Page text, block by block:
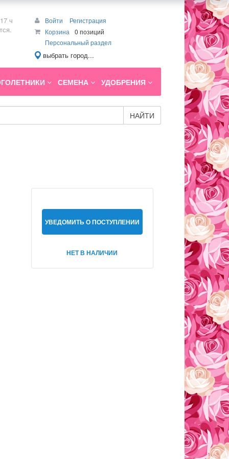
ч
Войти
Регистрация
Корзина
0 позиций
Персональный раздел
выбрать город...
СЕМЕНА УДОБРЕНИЯ
НАЙТИ
УВЕДОМИТЬ О ПОСТУПЛЕНИИ
НЕТ В НАЛИЧИИ